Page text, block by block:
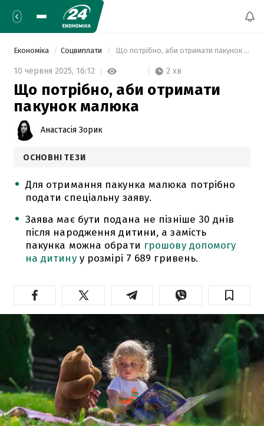
Економіка Соцвиплати Що потрібно, аби отримати пакунок малюка
10 червня 2025, 16:12 2 хв
Що потрібно, аби отримати
пакунок малюка
Анастасія Зорик
ОСНОВНІ ТЕЗИ
Для отримання пакунка малюка потрібно
подати спеціальну заяву.
Заява має бути подана не пізніше 30 днів
після народження дитини, а замість
пакунка можна обрати грошову допомогу
на дитинуу розмірі 7 689 гривень.